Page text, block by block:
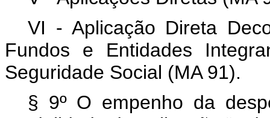
VI - Aplicação Direta
Fundos e Entidades
Seguridade Social (MA 91).
§ 9º O empenho da